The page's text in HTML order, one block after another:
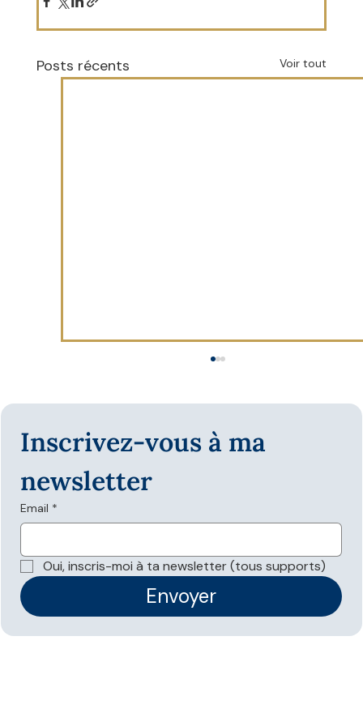
Posts récents Voir tout
nécessaires pour apparaître dans les
réponses IA ?
Inscrivez-vous à ma
newsletter
Email *
Oui, inscris-moi à ta newsletter (tous supports)
Envoyer